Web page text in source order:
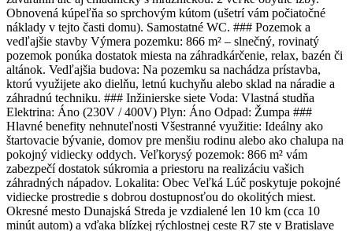
Obnovená kúpeľňa so sprchovým kútom (ušetrí vám počiatočné
náklady v tejto časti domu). Samostatné WC. ### Pozemok a
vedľajšie stavby Výmera pozemku: 866 m² – slnečný, rovinatý
pozemok ponúka dostatok miesta na záhradkárčenie, relax, bazén či
altánok. Vedľajšia budova: Na pozemku sa nachádza prístavba,
ktorú využijete ako dielňu, letnú kuchyňu alebo sklad na náradie a
záhradnú techniku. ### Inžinierske siete Voda: Vlastná studňa
Elektrina: Áno (230V / 400V) Plyn: Áno Odpad: Žumpa ###
Hlavné benefity nehnuteľnosti Všestranné využitie: Ideálny ako
štartovacie bývanie, domov pre menšiu rodinu alebo ako chalupa na
pokojný vidiecky oddych. Veľkorysý pozemok: 866 m² vám
zabezpečí dostatok súkromia a priestoru na realizáciu vašich
záhradných nápadov. Lokalita: Obec Veľká Lúč poskytuje pokojné
vidiecke prostredie s dobrou dostupnosťou do okolitých miest.
Okresné mesto Dunajská Streda je vzdialené len 10 km (cca 10
minút autom) a vďaka blízkej rýchlostnej ceste R7 ste v Bratislave